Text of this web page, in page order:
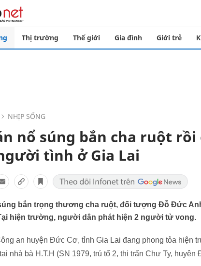
Thị trường Thế giới Gia đình Giới trẻ
NHỊP SỐNG
nổ súng bắn cha ruột
tình ở Gia Lai
bắn trọng thương cha ruột, đối tượng Đỗ Đức
hiện trường, người dân phát hiện 2 người tử vong.
an huyện Đức Cơ, tỉnh Gia Lai đang phong tỏa hiện
nhà bà H.T.H (SN 1979, trú tổ 2, thị trấn Chư Ty,